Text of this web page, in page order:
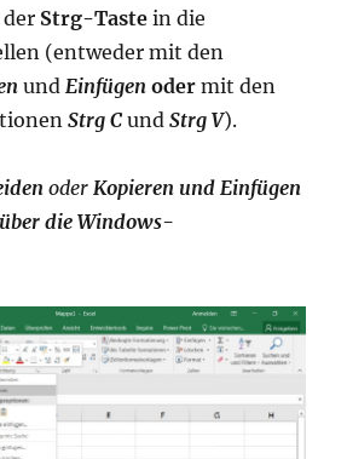
Strg-Taste in die
(entweder mit den
und Einfügen oder mit den
Strg C undStrg V).
oder Kopieren und Einfügen
die Windows-